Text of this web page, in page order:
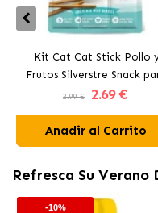
Kit Cat Cat Stick Pollo
Frutos Silverstre Snack
Gatos
2.99 € 2.69 €
Añadir al Carrito
Refresca Su Verano
-10%